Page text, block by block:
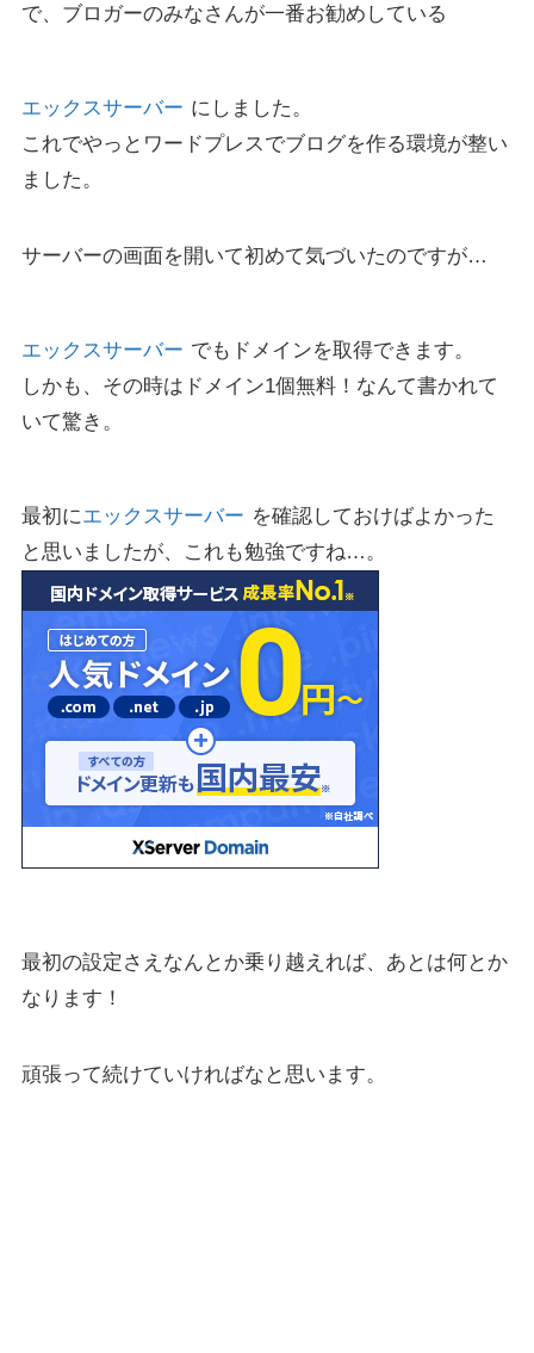
で、ブロガーのみなさんが一番お勧めしている
エックスサーバー にしました。
これでやっとワードプレスでブログを作る環境が整い
ました。
サーバーの画面を開いて初めて気づいたのですが…
エックスサーバー でもドメインを取得できます。
しかも、その時はドメイン1個無料！なんて書かれて
いて驚き。
最初にエックスサーバー を確認しておけばよかった
と思いましたが、これも勉強ですね…。
最初の設定さえなんとか乗り越えれば、あとは何とか
なります！
頑張って続けていければなと思います。